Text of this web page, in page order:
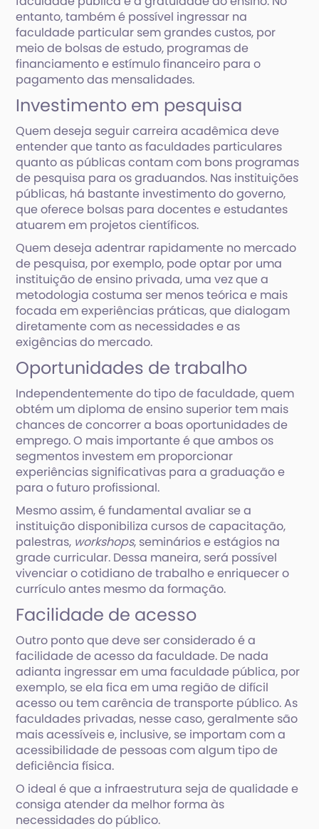
entanto, também é possível ingressar na
faculdade particular sem grandes custos, por
meio de bolsas de estudo, programas de
financiamento e estímulo financeiro para o
pagamento das mensalidades.
Investimento em pesquisa
Quem deseja seguir carreira acadêmica deve
entender que tanto as faculdades particulares
quanto as públicas contam com bons programas
de pesquisa para os graduandos. Nas instituições
públicas, há bastante investimento do governo,
que oferece bolsas para docentes e estudantes
atuarem em projetos científicos.
Quem deseja adentrar rapidamente no mercado
de pesquisa, por exemplo, pode optar por uma
instituição de ensino privada, uma vez que a
metodologia costuma ser menos teórica e mais
focada em experiências práticas, que dialogam
diretamente com as necessidades e as
exigências do mercado.
Oportunidades de trabalho
Independentemente do tipo de faculdade, quem
obtém um diploma de ensino superior tem mais
chances de concorrer a boas oportunidades de
emprego. O mais importante é que ambos os
segmentos investem em proporcionar
experiências significativas para a graduação e
para o futuro profissional.
Mesmo assim, é fundamental avaliar se a
instituição disponibiliza cursos de capacitação,
palestras, workshops, seminários e estágios na
grade curricular. Dessa maneira, será possível
vivenciar o cotidiano de trabalho e enriquecer o
currículo antes mesmo da formação.
Facilidade de acesso
Outro ponto que deve ser considerado é a
facilidade de acesso da faculdade. De nada
adianta ingressar em uma faculdade pública, por
exemplo, se ela fica em uma região de difícil
acesso ou tem carência de transporte público. As
faculdades privadas, nesse caso, geralmente são
mais acessíveis e, inclusive, se importam com a
acessibilidade de pessoas com algum tipo de
deficiência física.
O ideal é que a infraestrutura seja de qualidade e
consiga atender da melhor forma às
necessidades do público.